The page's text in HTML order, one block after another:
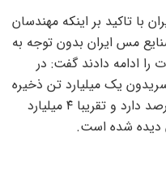
با تاکید بر اینکه مهندسان
مس ایران بدون توجه به
را ادامه دادند گفت: در
سریدون یک میلیارد تن ذخیره
قابل برداشت با عیار متوسط ۰.۳۷ درصد دارد و تقریبا ۴ میلیارد
دیده شده است.